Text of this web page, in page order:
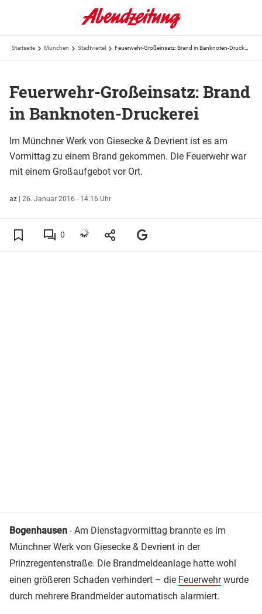
Startseite München Stadtviertel
Feuerwehr-Großeinsatz: Brand
in Banknoten-Druckerei
Im Münchner Werk von Giesecke & Devrient ist es am
Vormittag zu einem Brand gekommen. Die Feuerwehr war
mit einem Großaufgebot vor Ort.
az | 26. Januar 2016 - 14:16 Uhr
0
Bogenhausen - Am Dienstagvormittag brannte es im
Münchner Werk von Giesecke & Devrient in der
Prinzregentenstraße. Die Brandmeldeanlage hatte wohl
einen größeren Schaden verhindert – die Feuerwehrwurde
durch mehrere Brandmelder automatisch alarmiert.